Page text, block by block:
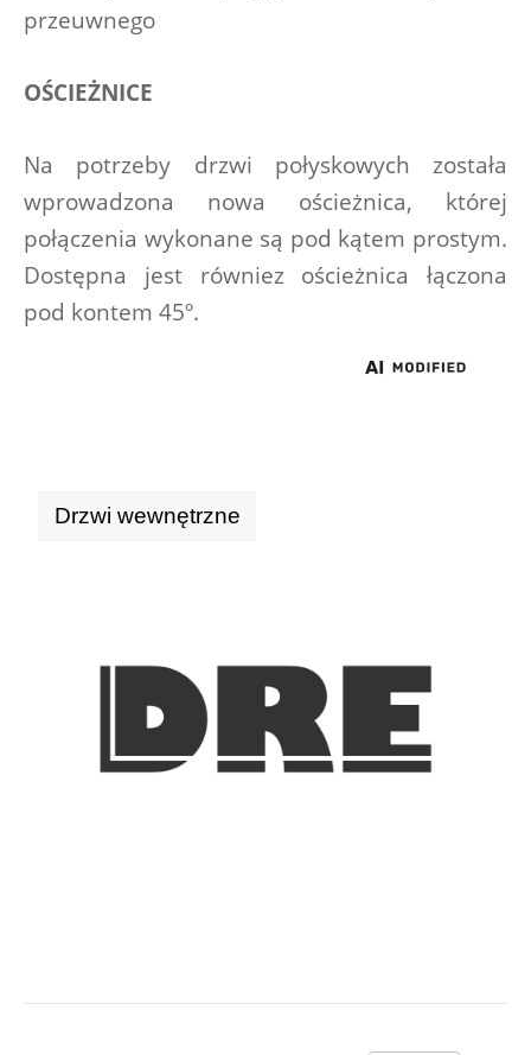
przeuwnego
OŚCIEŻNICE
Na potrzeby drzwi połyskowych została
wprowadzona nowa ościeżnica, której
połączenia wykonane są pod kątem prostym.
Dostępna jest równiez ościeżnica łączona
pod kontem 45º.
Drzwi wewnętrzne